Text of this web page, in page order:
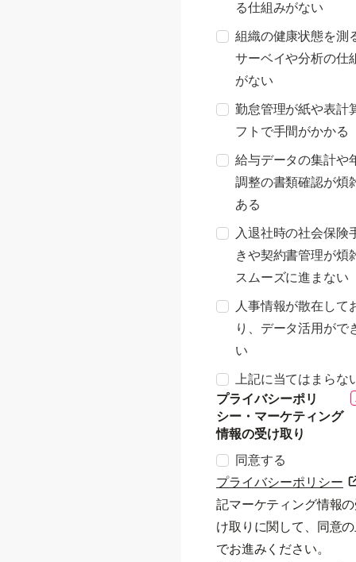
る仕組みがない
組織の健康状態を測
サーベイや分析の仕
がない
勤怠管理が紙や表計
フトで手間がかかる
給与データの集計や
調整の書類確認が煩
ある
入退社時の社会保険
きや契約書管理が煩
スムーズに進まない
人事情報が散在して
り、データ活用がで
い
上記に当てはまらな
プライバシーポリ
シー・マーケティング
情報の受け取り
同意する
プライバシーポリシー
記マーケティング情報
け取りに関して、同意
でお進みください。